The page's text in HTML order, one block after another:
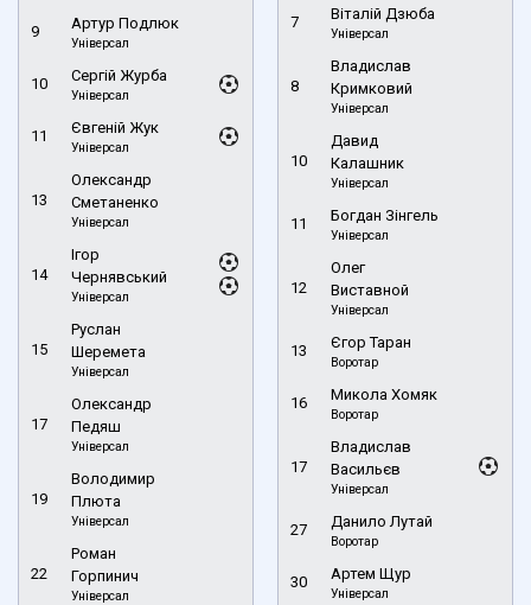
9 Артур Подлюк
Універсал
10 Сергій Журба
Універсал
11 Євгеній Жук
Універсал
13
Олександр
Сметаненко
Універсал
14
Ігор
Чернявський
Універсал
15
Руслан
Шеремета
Універсал
17
Олександр
Педяш
Універсал
19
Володимир
Плюта
Універсал
22
Роман
Горпинич
Універсал
7 Віталій Дзюба
Універсал
8
Владислав
Кримковий
Універсал
10
Давид
Калашник
Універсал
11 Богдан Зінгель
Універсал
12
Олег
Виставной
Універсал
13 Єгор Таран
Воротар
16 Микола Хомяк
Воротар
17
Владислав
Васильєв
Універсал
27 Данило Лутай
Воротар
30 Артем Щур
Універсал